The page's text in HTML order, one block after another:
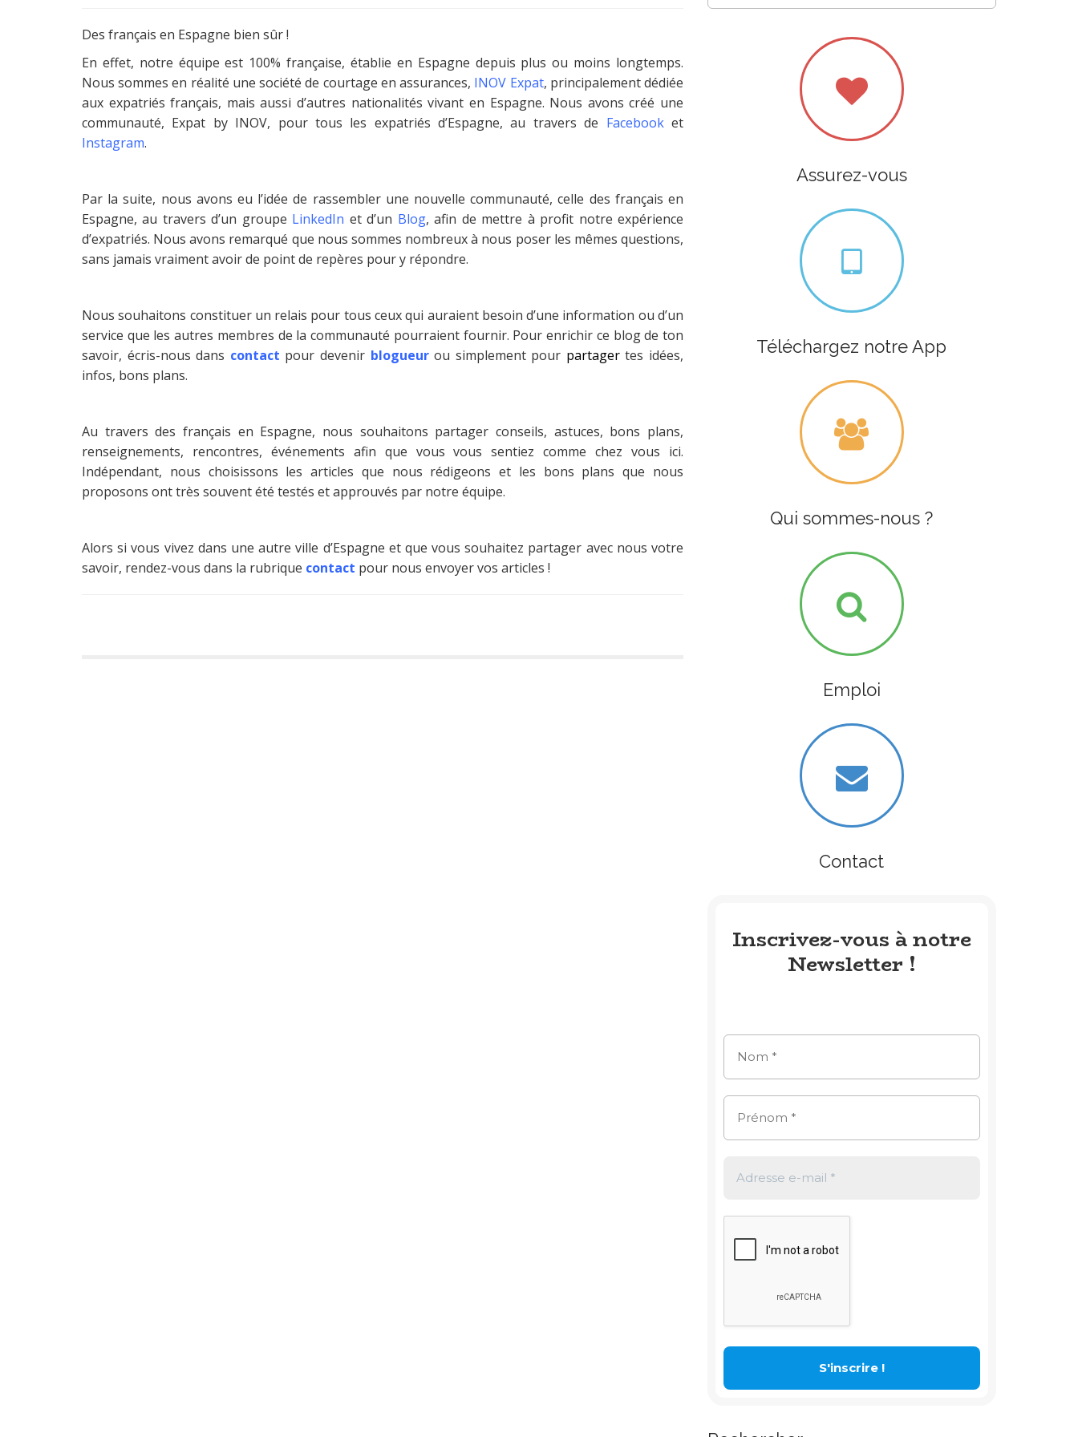
Des français en Espagne bien sûr !
En effet, notre équipe est 100% française, établie en Espagne depuis plus ou moins longtemps.
Nous sommes en réalité une société de courtage en assurances, INOV Expat, principalement dédiée
aux expatriés français, mais aussi d’autres nationalités vivant en Espagne. Nous avons créé une
communauté, Expat by INOV, pour tous les expatriés d’Espagne, au travers de Facebooket
Instagram.
Par la suite, nous avons eu l’idée de rassembler une nouvelle communauté, celle des français en
Espagne, au travers d’un groupe LinkedIn et d’un Blog, afin de mettre à profit notre expérience
d’expatriés. Nous avons remarqué que nous sommes nombreux à nous poser les mêmes questions,
sans jamais vraiment avoir de point de repères pour y répondre.
Nous souhaitons constituer un relais pour tous ceux qui auraient besoin d’une information ou d’un
service que les autres membres de la communauté pourraient fournir. Pour enrichir ce blog de ton
savoir, écris-nous dans contact pour devenir blogueurou simplement pour partagertes idées,
infos, bons plans.
Au travers des français en Espagne, nous souhaitons partager conseils, astuces, bons plans,
renseignements, rencontres, événements afin que vous vous sentiez comme chez vous ici.
Indépendant, nous choisissons les articles que nous rédigeons et les bons plans que nous
proposons ont très souvent été testés et approuvés par notre équipe.
Alors si vous vivez dans une autre ville d’Espagne et que vous souhaitez partager avec nous votre
savoir, rendez-vous dans la rubrique contact pour nous envoyer vos articles !
Assurez-vous
Téléchargez notre App
Qui sommes-nous ?
Emploi
Contact
Inscrivez-vous à notre
Newsletter !